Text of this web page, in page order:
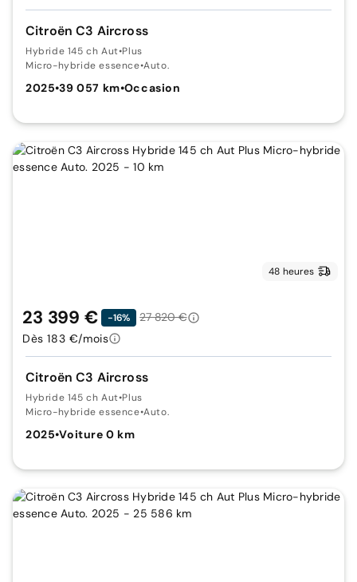
Citroën C3 Aircross
Hybride 145 ch Aut•Plus
Micro-hybride essence•Auto.
2025•39 057 km•Occasion
48 heures
Citroën C3 Aircross
Hybride 145 ch Aut•Plus
Micro-hybride essence•Auto.
2025•Voiture 0 km
23 399 € -16%
27 820 €
Dès 183 €/mois